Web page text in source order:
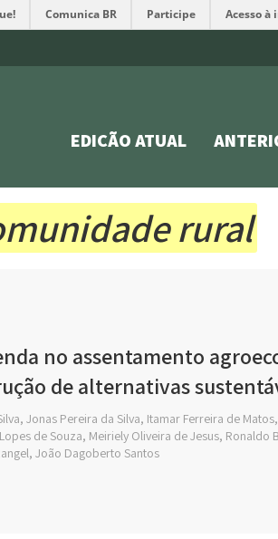
Comunica BR Participe Acesso à
EDIÇÃO ATUAL
rural
no assentamento
de alternativas
Jonas Pereira da Silva, Itamar Ferreira de
de Souza, Meiriely Oliveira de Jesus,
João Dagoberto Santos